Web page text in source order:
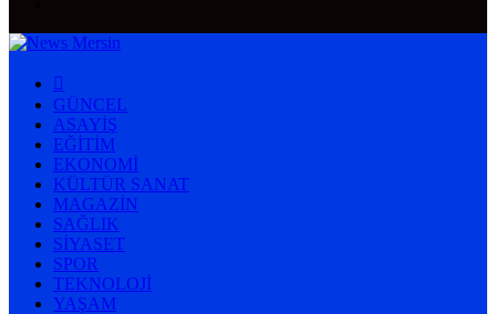
...
GÜNCEL
ASAYIŞ
EĞITIM
EKONOMI
KÜLTÜR SANAT
MAGAZIN
SAĞLIK
SIYASET
SPOR
TEKNOLOJI
YAŞAM